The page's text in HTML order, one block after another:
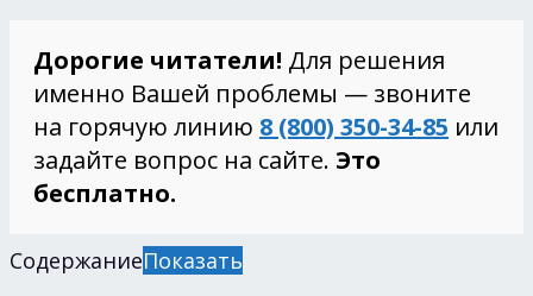
Дорогие читатели! Для решения
именно Вашей проблемы — звоните
на горячую линию 8 (800) 350-34-85 или
задайте вопрос на сайте. Это
бесплатно.
СодержаниеПоказать